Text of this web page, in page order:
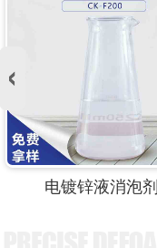
电镀锌液消泡剂